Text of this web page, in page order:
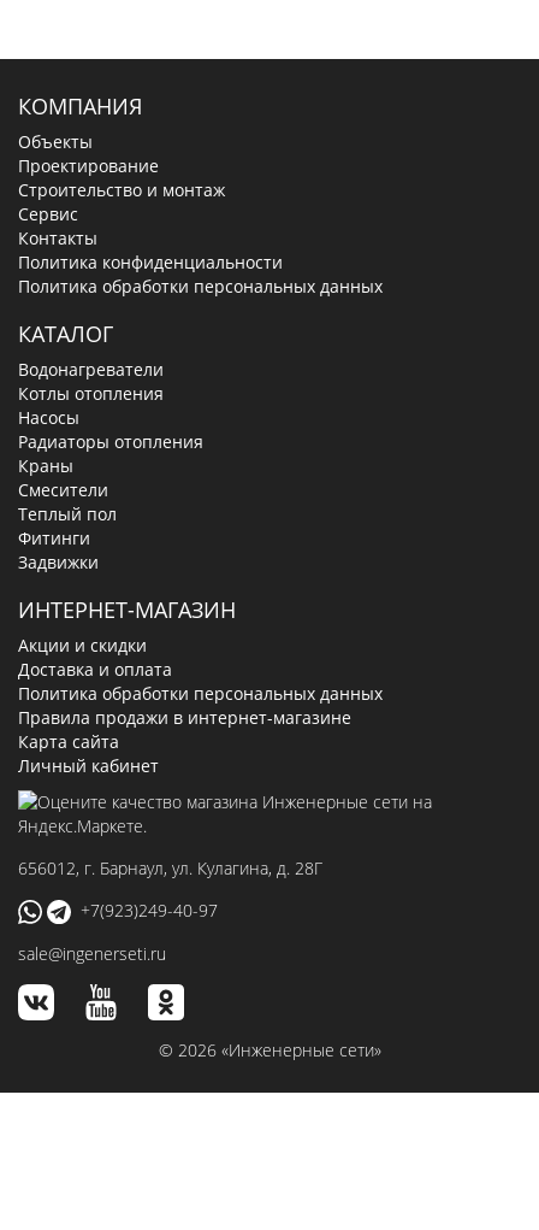
КОМПАНИЯ
Объекты
Проектирование
Строительство и монтаж
Сервис
Контакты
Политика конфиденциальности
Политика обработки персональных данных
КАТАЛОГ
Водонагреватели
Котлы отопления
Насосы
Радиаторы отопления
Краны
Смесители
Теплый пол
Фитинги
Задвижки
ИНТЕРНЕТ-МАГАЗИН
Акции и скидки
Доставка и оплата
Политика обработки персональных данных
Правила продажи в интернет-магазине
Карта сайта
Личный кабинет
656012, г. Барнаул, ул. Кулагина, д. 28Г
+7(923)249-40-97
sale@ingenerseti.ru
© 2026 «Инженерные сети»